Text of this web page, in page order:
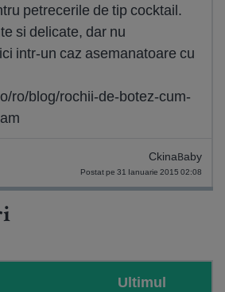
petrecerile de tip cocktail.
si delicate, dar nu
intr-un caz asemanatoare cu
ro/blog/rochii-de-botez-cum-
CkinaBaby
Postat pe 31 Ianuarie 2015 02:08
Ultimul